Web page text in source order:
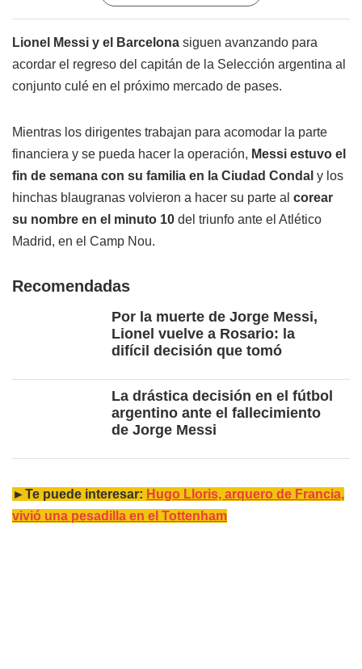
Lionel Messi y el Barcelona siguen avanzando para
acordar el regreso del capitán de la Selección argentina al
conjunto culé en el próximo mercado de pases.
Mientras los dirigentes trabajan para acomodar la parte
financiera y se pueda hacer la operación, Messi estuvo el
fin de semana con su familia en la Ciudad Condal y los
hinchas blaugranas volvieron a hacer su parte al corear
su nombre en el minuto 10 del triunfo ante el Atlético
Madrid, en el Camp Nou.
Recomendadas
Por la muerte de Jorge Messi,
Lionel vuelve a Rosario: la
difícil decisión que tomó
La drástica decisión en el fútbol
argentino ante el fallecimiento
de Jorge Messi
►Te puede interesar: Hugo Lloris, arquero de Francia,
vivió una pesadilla en el Tottenham